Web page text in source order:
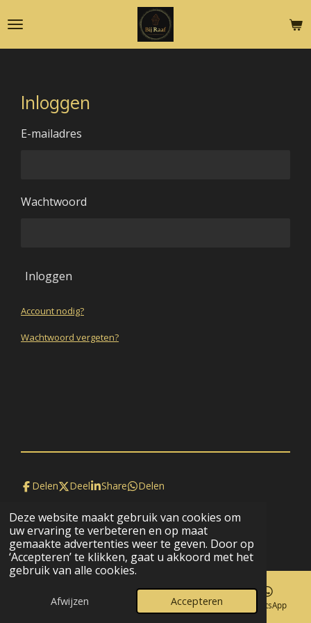
Deze website maakt gebruik van cookies om
uw ervaring te verbeteren en op maat
gemaakte advertenties weer te geven. Door op
‘Accepteren’ te klikken, gaat u akkoord met het
gebruik van alle cookies.
Afwijzen Accepteren
direct
naar
Inloggen
E-mailadres
Wachtwoord
Inloggen
Account nodig?
Wachtwoord vergeten?
Delen Deel Share Delen
© 2020 - 2026 BijRaaf
Powered byJouwWeb
E-mailadres Facebook WhatsApp